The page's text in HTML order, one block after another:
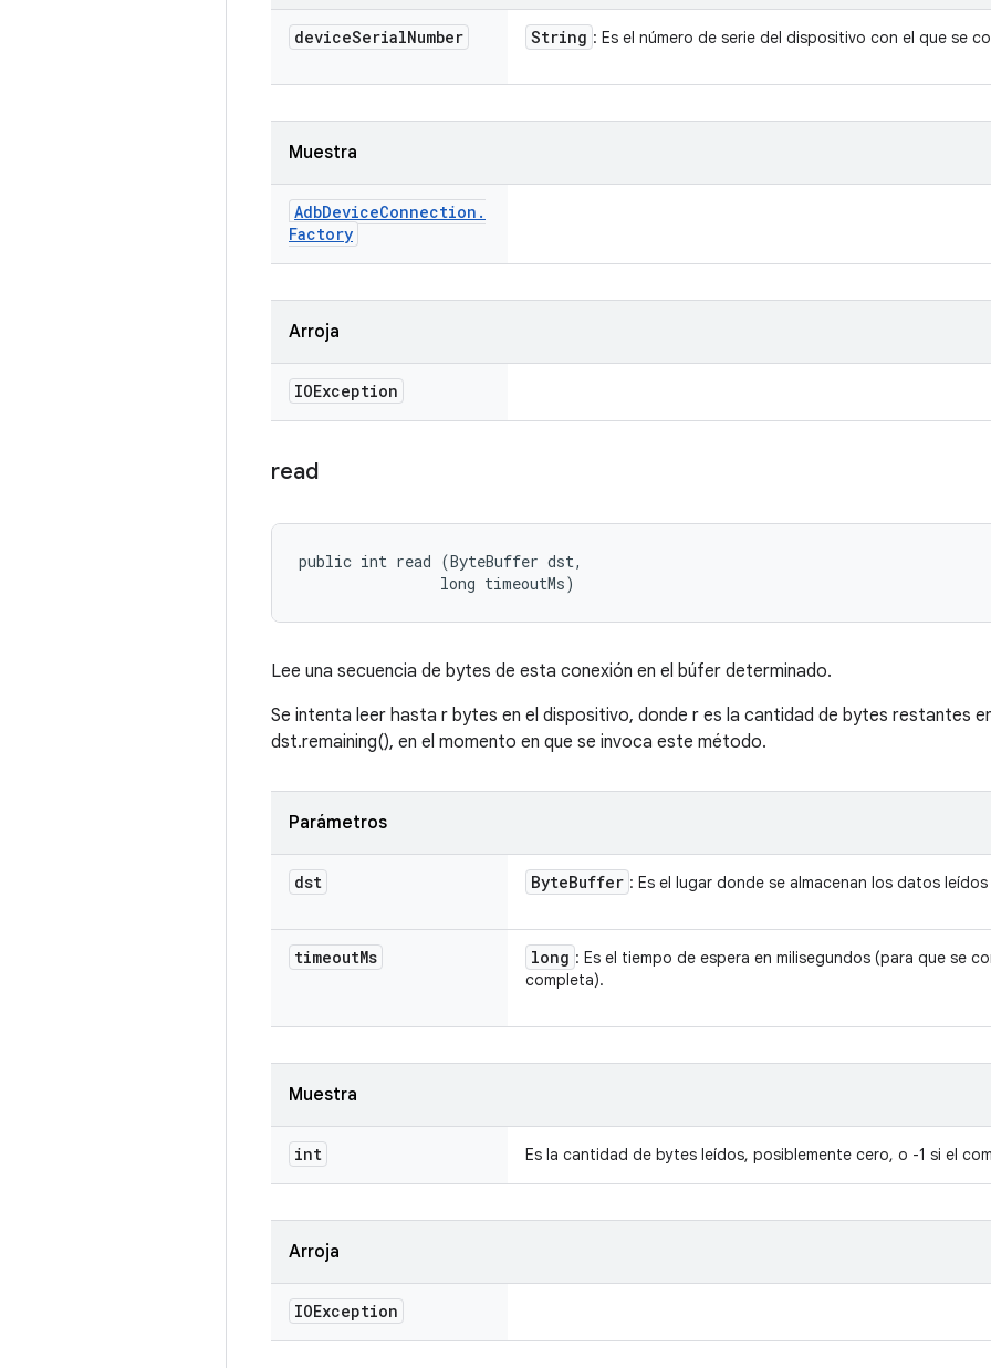
deviceSerialNumber String : Es el número de serie del dispositivo con el que se
Muestra
AdbDeviceConnection .
Factory
Arroja
IOException
read
public int read (ByteBuffer dst,
                long timeoutMs)
Lee una secuencia de bytes de esta conexión en el búfer determinado.
Se intenta leer hasta r bytes en el dispositivo, donde r es la cantidad de bytes restantes
dst.remaining(), en el momento en que se invoca este método.
Parámetros
dst ByteBuffer : Es el lugar donde se almacenan los datos
timeoutMs long : Es el tiempo de espera en milisegundos (para que se
completa).
Muestra
int Es la cantidad de bytes leídos, posiblemente cero, o -1 si el
Arroja
IOException